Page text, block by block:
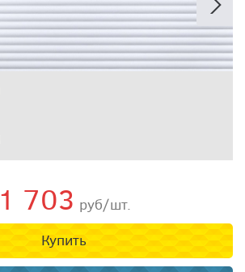
1 703 руб/шт.
Купить